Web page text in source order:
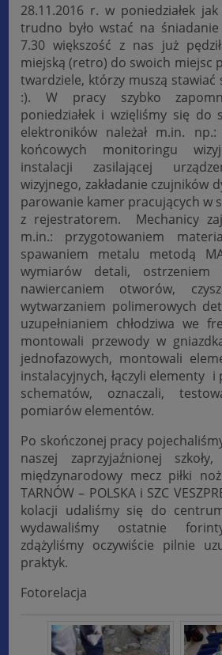
28.11.2016 r. w poniedziałek
trudno było wstać na
7.30 większość z nas już
miejską (retro) do swoich miejsc
twardziele, którzy muszą stawiać
:). W pracy szybko
poniedziałek i wzięliśmy się
elektroników należał m.in.
końcowych monitoringu
instalacji zasilającej
wizyjnego, zakładanie czujników
parowanie kamer pracujących w
z rejestratorem. Mechanicy
m.in.: przygotowaniem
spawaniem metalu metodą
wymiarów detali, ostrzeniem
nawiercaniem otworów,
wytwarzaniem polimerowych
uzupełnianiem chłodziwa we
montowali przewody w
jednofazowych, montowali
instalacyjnych, łączyli elementy i
schematów, oznaczali,
pomiarów elementów.
Po skończonej pracy
naszej zaprzyjaźnionej
międzynarodowy mecz piłki
TARNÓW – POLSKA i SZC
kolacji udaliśmy się do
wydawaliśmy ostatnie
zdążyliśmy oczywiście pilnie
praktyk.
Fotorelacja